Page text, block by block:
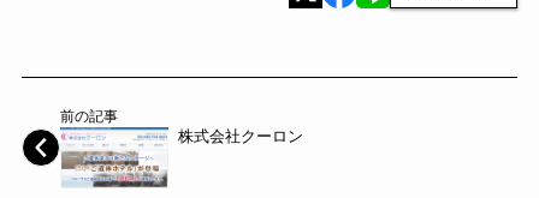
前の記事
株式会社クーロン